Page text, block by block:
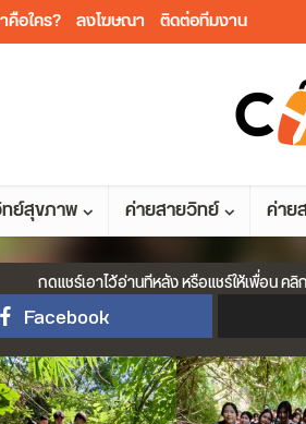
คือใคร? ลงโฆษณา ติดต่อทีมงาน
ย์สุขภาพ ค่ายสายวิทย์ ค่าย
กดแชร์เอาไว้อ่านทีหลัง หรือแชร์ให้เพื่อน ค
Facebook